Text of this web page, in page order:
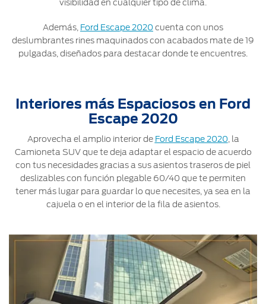
visibilidad en cualquier tipo de clima.
Además, Ford Escape 2020 cuenta con unos
deslumbrantes rines maquinados con acabados mate de 19
pulgadas, diseñados para destacar donde te encuentres.
Interiores más Espaciosos en Ford
Escape 2020
Aprovecha el amplio interior de Ford Escape 2020 , la
Camioneta SUV que te deja adaptar el espacio de acuerdo
con tus necesidades gracias a sus asientos traseros de piel
deslizables con función plegable 60/40 que te permiten
tener más lugar para guardar lo que necesites, ya sea en la
cajuela o en el interior de la fila de asientos.